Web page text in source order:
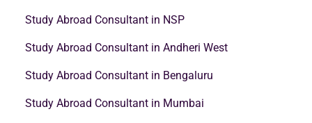
Study Abroad Consultant in NSP
Study Abroad Consultant in Andheri West
Study Abroad Consultant in Bengaluru
Study Abroad Consultant in Mumbai